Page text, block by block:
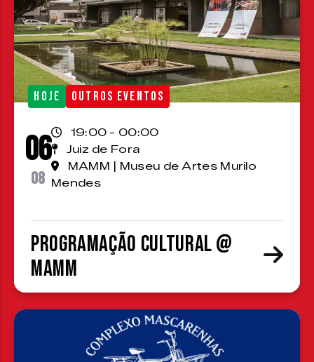
HOJE OUTROS EVENTOS
06
08
19:00 - 00:00
Juiz de Fora
MAMM | Museu de Artes Murilo
Mendes
Programação cultural @
MAMM